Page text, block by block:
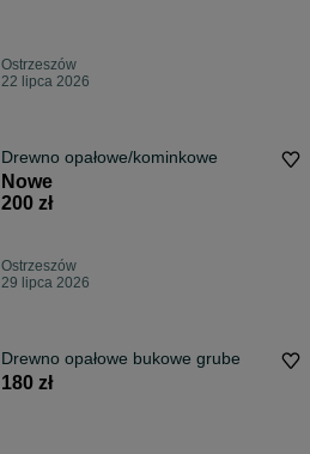
Ostrzeszów
22 lipca 2026
Drewno opałowe/kominkowe
Nowe
200 zł
Ostrzeszów
29 lipca 2026
Drewno opałowe bukowe grube
180 zł